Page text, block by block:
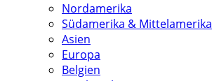
Nordamerika
Südamerika & Mittelamerika
Asien
Europa
Belgien